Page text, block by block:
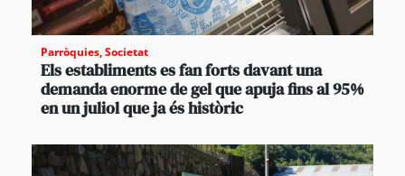
Parròquies,Societat
Els establiments es fan forts davant una
demanda enorme de gel que apuja fins al 95%
en un juliol que ja és històric